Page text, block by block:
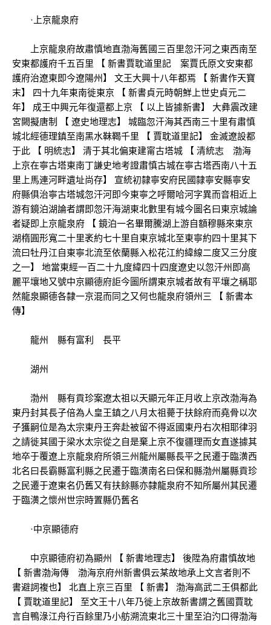
·上京龍泉府
上京龍泉府故肅慎地直渤海舊國三百里忽汗河之東西南至
安東都護府千五百里 【 新書賈耽道里記 案賈氏原文安東都
護府治遼東即今遼陽州】 文王大興十八年都焉 【 新書作天寶
末】 四十九年東南徙東京 【 新書貞元時朝鮮上世史貞元二
年】 成王中興元年復還都上京 【 以上皆據新書】 大彝震改建
宮闕擬唐制 【 遼史地理志】 城臨忽汗海其西南三十里有肅慎
城北經德理鎮至南黑水靺鞨千里 【 賈耽道里記】 金滅遼設都
于此 【 明統志】 清于其北偏東建甯古塔城 【 清統志 渤海
上京在寧古塔東南丁謙史地考證肅慎古城在寧古塔西南八十五
里上馬連河畔遺址尚存】 宣統初隸寧安府民國隸寧安縣寧安
府縣俱治寧古塔城忽汗河即今東寧之呼爾哈河字異而音相近上
游有鏡泊湖論者謂即忽汗海湖東北數里有城今圖名曰東京城論
者疑即上京龍泉府 【 鏡泊一名畢爾騰湖上游自額穆縣來東京
湖楕圓形寬二十里袤約七十里自東京城北至東寧約四十里其下
流曰牡丹江自東寧北流至依蘭縣入松花江約緯線二度又三分度
之一】 地當東經一百二十九度緯四十四度遼史以忽汗州即高
麗平壤地又號中京顯德府詎今圖所謂東京城者故有平壤之稱耶
然龍泉顯德各隸一京混而同之又何也龍泉府領州三 【 新書本
傳】
龍州 縣有富利 長平
湖州
渤州 縣有貢珍案遼太祖以天顯元年正月收上京改渤海為
東丹封其長子倍為人皇王鎮之八月太祖薨于扶餘府而堯骨以次
子獲嗣位是為太宗東丹王奔赴被留不得返國東丹右次相耶律羽
之請徙其國于梁水太宗從之自是棄上京不復疆理而女直遂據其
地卒于覆遼上京龍泉府所領三州龍州屬縣長平之民遷于臨潢西
北名曰長霸縣富利縣之民遷于臨潢南名曰保和縣渤州屬縣貢珍
之民遷于遼東名仍舊又有扶餘縣亦隸龍泉府不知所屬州其民遷
于臨潢之懷州世宗時置縣仍舊名
·中京顯德府
中京顯德府初為顯州 【 新書地理志】 後陞為府肅慎故地
【 新書渤海傳 渤海京府州新書俱云某故地承上文言者則不
書避詞複也】 北直上京三百里 【 新書】 渤海高武二王俱都此
【 賈耽道里記】 至文王十八年乃徙上京故新書謂之舊國賈耽
言自鴨淥江舟行百餘里乃小舫溯流東北三十里至泊汋口得渤海